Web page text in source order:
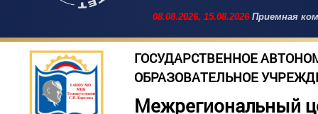
08.08.2026, 15.08.2026Приемная
ГОСУДАРСТВЕННОЕ
ОБРАЗОВАТЕЛЬНОЕ
Межрегиональный